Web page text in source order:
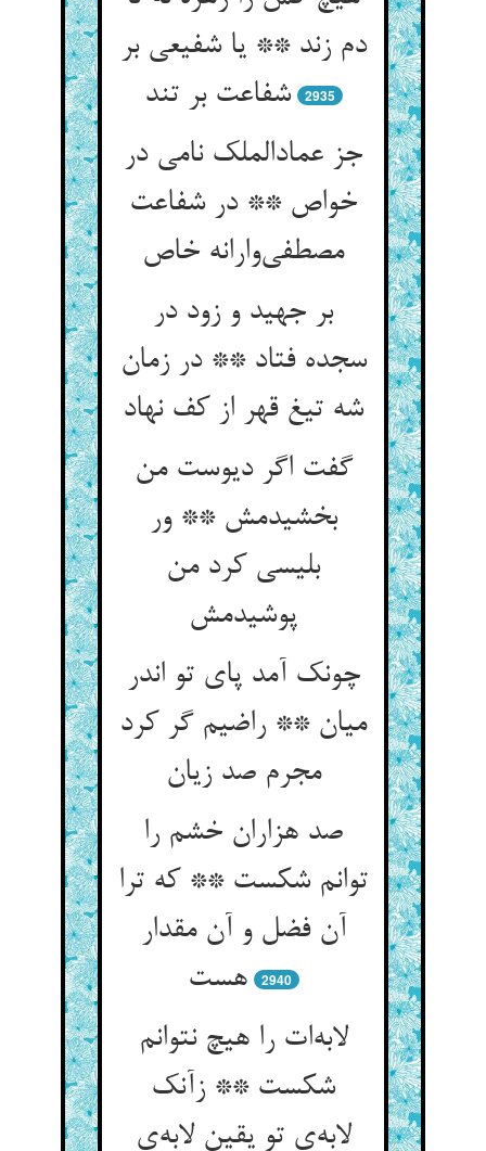
دم زند ** یا شفیعی بر
شفاعت بر تند
2935
جز عمادالملک نامی در
خواص ** در شفاعت
مصطفی‌وارانه خاص
بر جهید و زود در
سجده فتاد ** در زمان
شه تیغ قهر از کف نهاد
گفت اگر دیوست من
بخشیدمش ** ور
بلیسی کرد من
پوشیدمش
چونک آمد پای تو اندر
میان ** راضیم گر کرد
مجرم صد زیان
صد هزاران خشم را
توانم شکست ** که ترا
آن فضل و آن مقدار
هست
2940
لابه‌ات را هیچ نتوانم
شکست ** زآنک
لابه‌ی تو یقین لابه‌ی